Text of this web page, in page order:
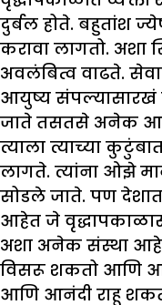
दुर्बल होते. बहुतांश
करावा लागतो. अशा
अवलंबित्व वाढते.
आयुष्य संपल्यासारखं
जाते तसतसे अनेक
त्याला त्याच्या
लागते. त्यांना ओझे
सोडले जाते. पण
आहेत जे
अशा अनेक संस्था
विसरू शकतो आणि
आणि आनंदी राहू